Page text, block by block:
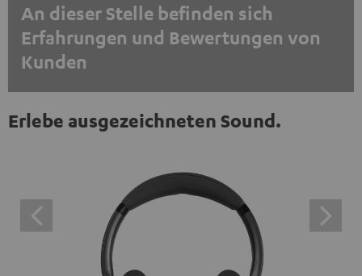
An dieser Stelle befinden sich
Erfahrungen und Bewertungen von
Kunden
EINMALIG ZUSTIMMEN UND ANZEIGEN
Trustpilot‑Bewertungen sind externe Inhalte. Der
externe Inhalt kann hier mit nur einem Klick angezeigt
werden. Mit dem Anklicken des Inhalts wird zugestimmt,
dass externe Inhalte angezeigt werden. Dabei können
personenbezogene Daten an Drittplattformen
Erlebe ausgezeichneten Sound.